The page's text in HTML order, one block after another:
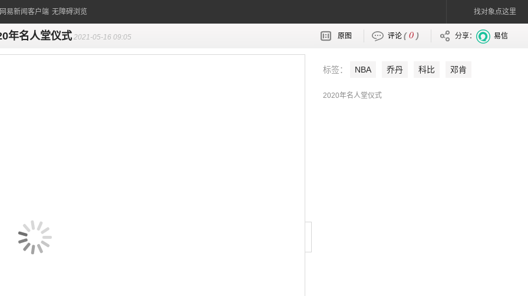
易新闻客户端 无障碍浏览 找对象点这里
年名人堂仪式 2021-05-16 09:05 原图 评论 (0 ) 分享： 易信
标签： NBA 乔丹 科比 邓肯
2020年名人堂仪式